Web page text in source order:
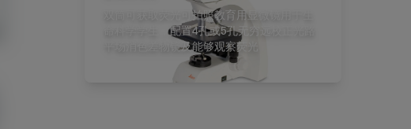
双筒可获取荧光可拍照教育用显微镜用于生
命科学学生，配置4孔或5孔无穷远校正光路
平场消色差物镜及能够观察荧光